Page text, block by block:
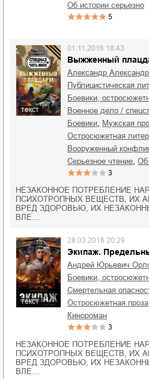
об истории серьезно
5
текст
Выжженный
01.11.2016 18:43
Александр
публицистическая
боевики,
военное дело /
боевики мужская
остросюжетная
вооруженный
серьезное чтение
3
НЕЗАКОННОЕ ПОТРЕБЛЕНИЕ
ПСИХОТРОПНЫХ ВЕЩЕСТВ, ИХ
ВРЕД ЗДОРОВЬЮ, ИХ
ВЛЕ…
текст
Экипаж.
28.03.2016 20:29
Андрей Юрьевич
боевики,
смертельная
остросюжетная проза
кинороман
3
НЕЗАКОННОЕ ПОТРЕБЛЕНИЕ
ПСИХОТРОПНЫХ ВЕЩЕСТВ, ИХ
ВРЕД ЗДОРОВЬЮ, ИХ
ВЛЕ…